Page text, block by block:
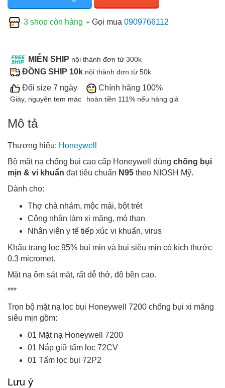
3 shop còn hàng Gọi mua 0909766112
MIỄN SHIP nội thành đơn từ 300k
ĐỒNG SHIP 10k nội thành đơn từ 50k
Đổi size 7 ngày
Giày, nguyên tem mác
Chính hãng 100%
hoàn tiền 111% nếu hàng giả
Mô tả
Thương hiệu: Honeywell
Bộ mặt nạ chống bụi cao cấp Honeywell dùng chống bụi
mịn & vi khuẩn đạt tiêu chuẩn N95 theo NIOSH Mỹ.
Dành cho:
Thợ chà nhám, mộc mài, bột trét
Công nhân làm xi măng, mỏ than
Nhân viên y tế tiếp xúc vi khuẩn, virus
Khẩu trang lọc 95% bụi mịn và bụi siêu mịn có kích thước
0.3 micromet.
Mặt nạ ôm sát mặt, rất dễ thở, độ bền cao.
***
Trọn bộ mặt nạ lọc bụi Honeywell 7200 chống bụi xi măng
siêu mịn gồm:
01 Mặt nạ Honeywell 7200
01 Nắp giữ tấm lọc 72CV
01 Tấm lọc bụi 72P2
Lưu ý